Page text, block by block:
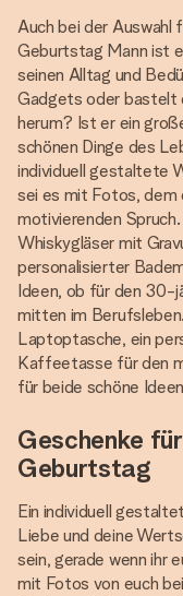
Auch bei der Auswahl
Geburtstag Mann ist
seinen Alltag und
Gadgets oder bastelt
herum? Ist er ein
schönen Dinge des
individuell gestaltete
sei es mit Fotos, dem
motivierenden
Whiskygläser mit
personalisierter
Ideen, ob für den 30-
mitten im
Laptoptasche, ein
Kaffeetasse für den
für beide schöne
Geschenke
Geburtstag
Ein individuell
Liebe und deine
sein, gerade wenn ihr
mit Fotos von euch